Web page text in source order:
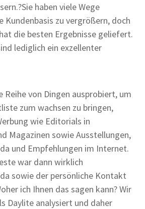
haben viele Wege
Kundenbasis zu vergrößern, doch
die besten Ergebnisse geliefert.
lediglich ein exzellenter
Reihe von Dingen ausprobiert, um
zum wachsen zu bringen,
wie Editorials in
Magazinen sowie Ausstellungen,
und Empfehlungen im Internet.
war dann wirklich
sowie der persönliche Kontakt
ich Ihnen das sagen kann? Wir
Daylite analysiert und daher